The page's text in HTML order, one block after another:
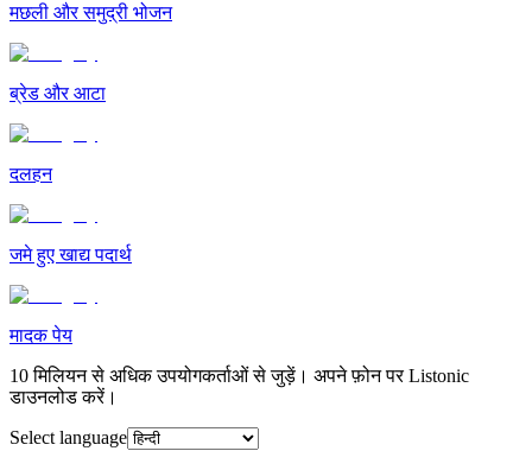
मछली और समुद्री भोजन
ब्रेड और आटा
दलहन
जमे हुए खाद्य पदार्थ
मादक पेय
10 मिलियन से अधिक उपयोगकर्ताओं से जुड़ें। अपने फ़ोन पर Listonic
डाउनलोड करें।
Select language